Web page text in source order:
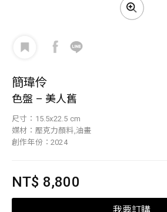
簡瑋伶
色盤 – 美人舊
尺寸：15.5x22.5 cm
媒材：壓克力顏料,油畫
創作年份：2024
NT$ 8,800
我要訂購